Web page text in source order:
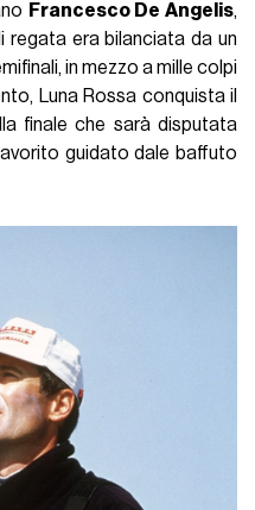
Francesco De Angelis,
regata era bilanciata da un
in mezzo a mille colpi
Luna Rossa conquista il
finale che sarà disputata
guidato dale baffuto